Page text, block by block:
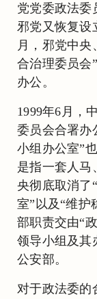
党党委政法委
邪党又恢复设
月，邪党中
合治理委员会
办公。
1999年6月，
委员会合署办
小组办公室”
是指一套人马
央彻底取消了
室”以及“维护
部职责交由“
领导小组及其
公安部。
对于政法委的